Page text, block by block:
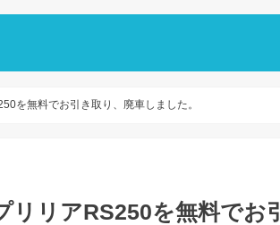
を無料でお引き取り、廃車しました。
リアRS250を無料でお引